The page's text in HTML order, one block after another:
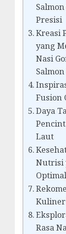
Presisi
Kreasi
yang
Nasi
Salmon
Fusion
Daya
Laut
Nutrisi
Optimal
Kuliner
Rasa